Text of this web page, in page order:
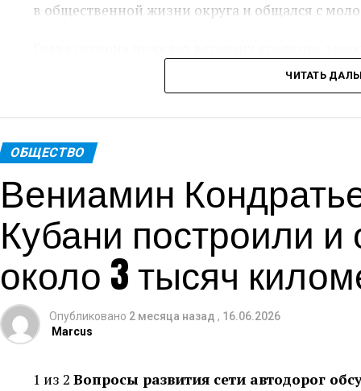
в общественной жизни округа и общался с
Пресс-
Теги: Губернатор
ЧИТАТЬ
ОБЩЕСТВО
Вениамин
Кубани построили
около 3 тысяч
Опубликовано 2 месяца назад , 16.06.2026
Marcus
1 из 2 Вопросы развития сети автодорог